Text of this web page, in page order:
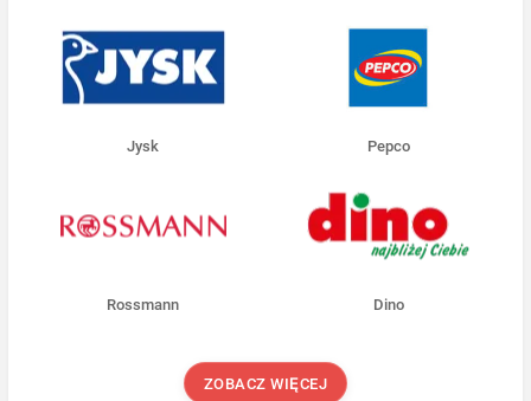
Jysk Pepco
Rossmann Dino
ZOBACZ WIĘCEJ